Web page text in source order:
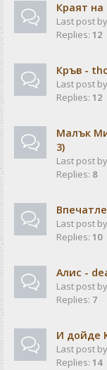
Краят на
Last post by
Replies: 12
Кръв -
Last post by
Replies: 12
Малък
3)
Last post by
Replies: 8
Last post by
Replies: 10
Алис -
Last post by
Replies: 7
И дойде
Last post by
Replies: 14